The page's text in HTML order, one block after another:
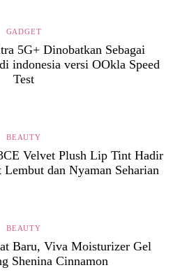
GADGET
5G+ Dinobatkan Sebagai
indonesia versi OOkla Speed
Test
BEAUTY
Velvet Plush Lip Tint Hadir
Lembut dan Nyaman Seharian
BEAUTY
Baru, Viva Moisturizer Gel
Shenina Cinnamon